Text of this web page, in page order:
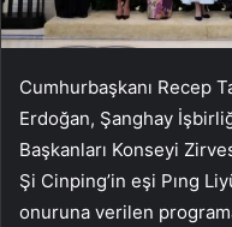
Cumhurbaşkanı Recep
Erdoğan, Şanghay
Başkanları Konseyi
Şi Cinping’in eşi Pıng
onuruna verilen